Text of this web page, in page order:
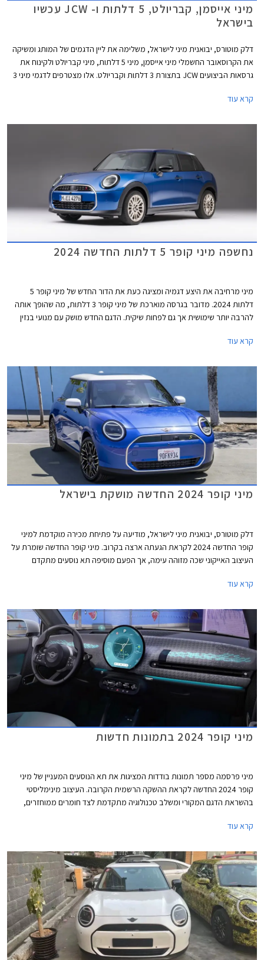
מיני אייסמן, קבריולט, 5 דלתות ו- JCW עכשיו
בישראל
דלק מוטורס, יבואנית מיני לישראל, משלימה את ליין הדגמים של המותג ומשיקה
את הקרוסאובר החשמלי מיני אייסמן, מיני 5 דלתות, מיני קבריולט ולקינוח את
גרסאות הביצועים JCW בתצורת 3 דלתות וקבריולט. אלו מצטרפים לדגמי מיני 3
קרא עוד
נחשפה מיני קופר 5 דלתות החדשה 2024
מיני מרחיבה את היצע דגמיה ומציגה כעת את הדור החדש של מיני קופר 5
דלתות 2024. מדובר בגרסה מוארכת של מיני קופר 3 דלתות, מה שהופך אותה
להרבה יותר שימושית אך גם לפחות שיקית. הדגם החדש מושק עם מנועי בנזין
קרא עוד
מיני קופר 2024 החדשה מושקת בישראל
דלק מוטורס, יבואנית מיני לישראל, מודיעה על פתיחת מכירה מוקדמת למיני
קופר החדשה 2024 לקראת הגעתה ארצה בקרוב. מיני קופר החדשה שומרת על
העיצוב האייקוני שכה מזוהה עימה, אך הפעם מוסיפה תא נוסעים מתקדם
חשמל ובנזין בשתי רמות אבזור לבחירה.
קרא עוד
מיני קופר 2024 בתמונות חדשות
מיני פרסמה מספר תמונות בודדות המציגות את תא הנוסעים המעניין של מיני
קופר 2024 החדשה לקראת ההשקה הרשמית הקרובה. העיצוב מינימליסטי
בהשראת הדגם המקורי ומשלב טכנולוגיה מתקדמת לצד חומרים ממוחזרים,
קונספטואלי.
קרא עוד